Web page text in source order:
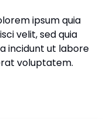
ipsum quia
velit, sed quia
incidunt ut labore
voluptatem.